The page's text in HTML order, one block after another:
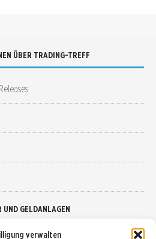
verwalten
ÜBER TRADING-TREFF
UND GELDANLAGEN